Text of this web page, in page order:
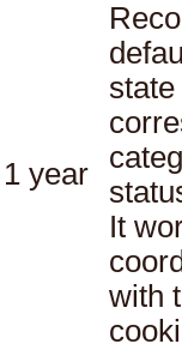
1 year
It
with